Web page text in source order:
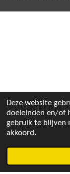
Deze website
doeleinden en/of
gebruik te blijven
akkoord.